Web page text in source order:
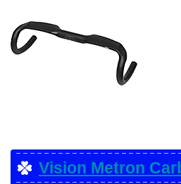
Vision Metron